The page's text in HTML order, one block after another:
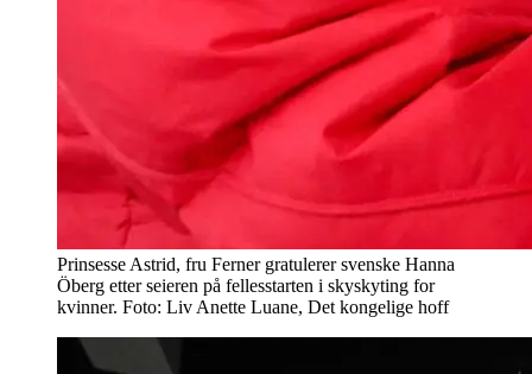
Prinsesse Astrid, fru Ferner gratulerer svenske Hanna
Öberg etter seieren på fellesstarten i skyskyting for
kvinner. Foto: Liv Anette Luane, Det kongelige hoff